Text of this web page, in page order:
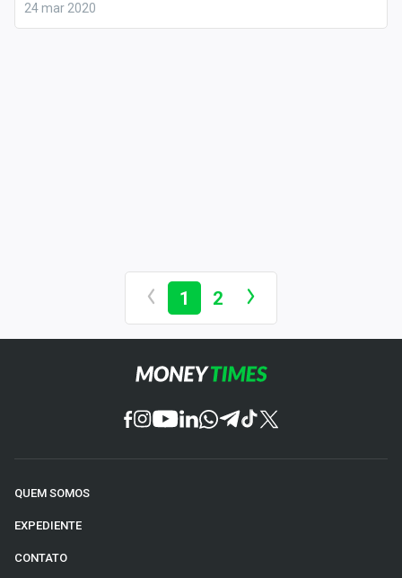
24 mar 2020
1 2
QUEM SOMOS
EXPEDIENTE
CONTATO